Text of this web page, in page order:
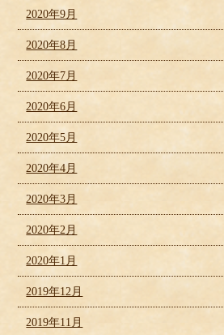
2020年9月
2020年8月
2020年7月
2020年6月
2020年5月
2020年4月
2020年3月
2020年2月
2020年1月
2019年12月
2019年11月